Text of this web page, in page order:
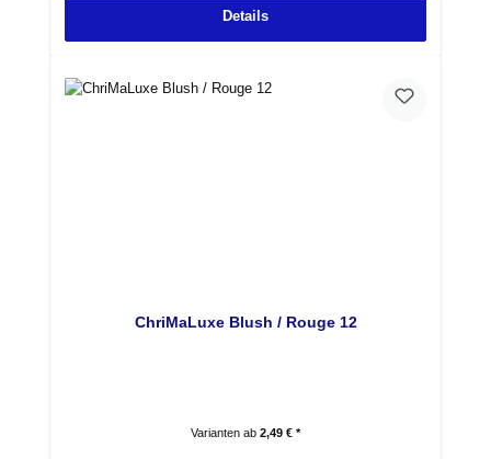
Details
ChriMaLuxe Blush / Rouge 12
Varianten ab 2,49 € *